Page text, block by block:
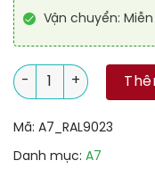
Vận chuyển:
Sơn công nghiệp
Mã: A7_RAL9023
Danh mục: A7